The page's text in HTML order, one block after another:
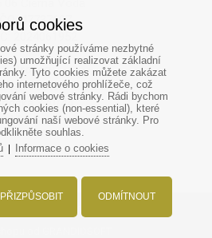
47737697
Provoz:
Fishmaster
370/44
01 Galanta
cookies
stránky používáme nezbytné
umožňující realizovat základní
Tyto cookies můžete zakázat
internetového prohlížeče, což
webové stránky. Rádi bychom
cookies (non-essential), které
naší webové stránky. Pro
souhlas.
| Informace o cookies
PŘIZPŮSOBIT ODMÍTNOUT